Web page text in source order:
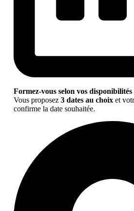
Formez-vous selon vos disponibilités
Vous proposez 3 dates au choix et
confirme la date souhaitée.